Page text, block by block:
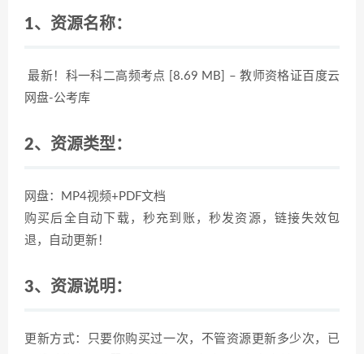
1、资源名称：
最新！科一科二高频考点 [8.69 MB] – 教师资格证百度云
网盘-公考库
2、资源类型：
网盘：MP4视频+PDF文档
购买后全自动下载，秒充到账，秒发资源，链接失效包
退，自动更新！
3、资源说明：
更新方式：只要你购买过一次，不管资源更新多少次，已